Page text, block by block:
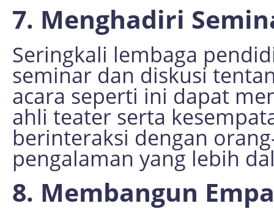
7. Menghadiri
Seringkali lembaga
seminar dan diskusi
acara seperti ini dapat
ahli teater serta
berinteraksi dengan
pengalaman yang lebih
8. Membangun